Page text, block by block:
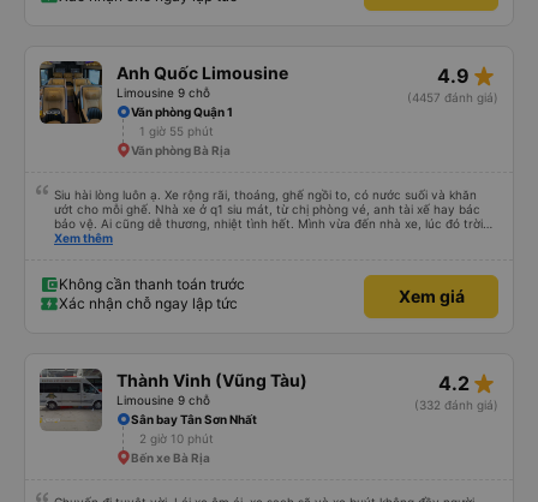
Anh Quốc Limousine
Limousine 9 chỗ
4.9 star_rate
(4457 đánh giá)
Văn phòng Quận 1
1 giờ 55 phút
Văn phòng Bà Rịa
Siu hài lòng luôn ạ. Xe rộng rãi, thoáng, ghế ngồi to, có nước suối và khăn
ướt cho mỗi ghế. Nhà xe ở q1 siu mát, từ chị phòng vé, anh tài xế hay bác
bảo vệ. Ai cũng dễ thương, nhiệt tình hết. Mình vừa đến nhà xe, lúc đó trời
mưa, anh nhân viên lập tức bung dù che cho mình vào nhà xe ngồi chờ. Bác
phí và cũng không cần đổi xe để trung chuyển gì luôn. Sau khi đặt vé, nhà xe
sẽ gọi xác nhận, đến lúc gần xuất phát thì bên nhà xe cũng gọi nhắc nhở
mình lun. Rấc ưng ạ. Sẽ ủng hộ hãng mỗi lần mình có dịp đi Vùng Tàu ❤️❤️❤️
Xem thêm
Không cần thanh toán trước
Xác nhận chỗ ngay lập tức
Xem giá
Thành Vinh (Vũng Tàu)
Limousine 9 chỗ
4.2 star_rate
(332 đánh giá)
Sân bay Tân Sơn Nhất
2 giờ 10 phút
Bến xe Bà Rịa